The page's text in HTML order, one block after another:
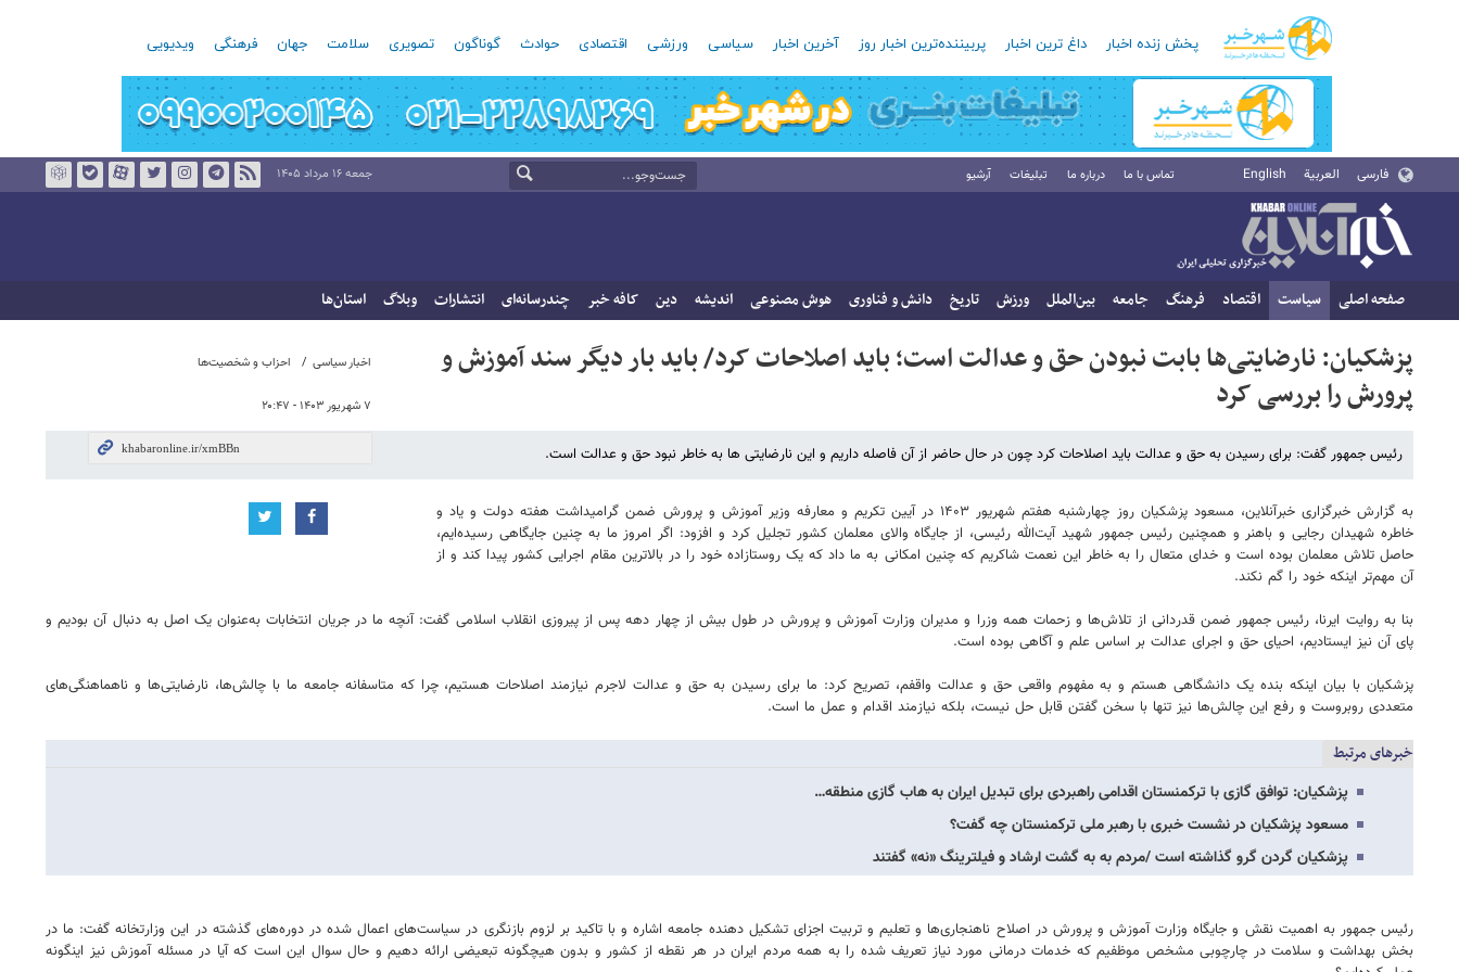
پخش زنده اخبار داغ ترین اخبار پربیننده‌ترین اخبار روز آخرین اخبار سیاسی ورزشی اقتصادی حوادث گوناگون تصویری سلامت جهان فرهنگی ویدیویی